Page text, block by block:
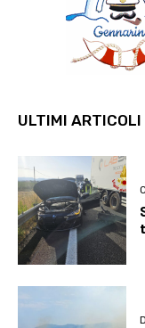
ULTIMI ARTICOLI